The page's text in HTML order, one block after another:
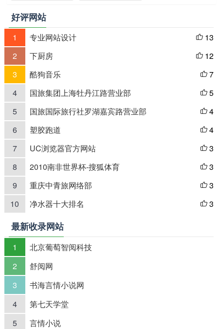
好评网站
1 专业网站设计  13
2
下厨房  12
3
酷狗音乐  7
4
国旅集团上海牡丹江路营业部  5
5
国旅国际旅行社罗湖嘉宾路营业部  4
6
塑胶跑道  4
7
UC浏览器官方网站  3
8
2010南非世界杯-搜狐体育  3
9
重庆中青旅网络部  3
10
净水器十大排名  3
最新收录网站
1
北京葡萄智阅科技
2
舒阅网
3
书海言情小说网
4
第七天学堂
5
言情小说